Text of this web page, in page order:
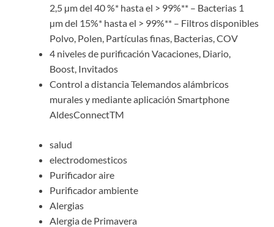
2,5 µm del 40 %* hasta el > 99%** – Bacterias 1
µm del 15%* hasta el > 99%** – Filtros disponibles
Polvo, Polen, Partículas finas, Bacterias, COV
4 niveles de purificación Vacaciones, Diario,
Boost, Invitados
Control a distancia Telemandos alámbricos
murales y mediante aplicación Smartphone
AldesConnectTM
salud
electrodomesticos
Purificador aire
Purificador ambiente
Alergias
Alergia de Primavera